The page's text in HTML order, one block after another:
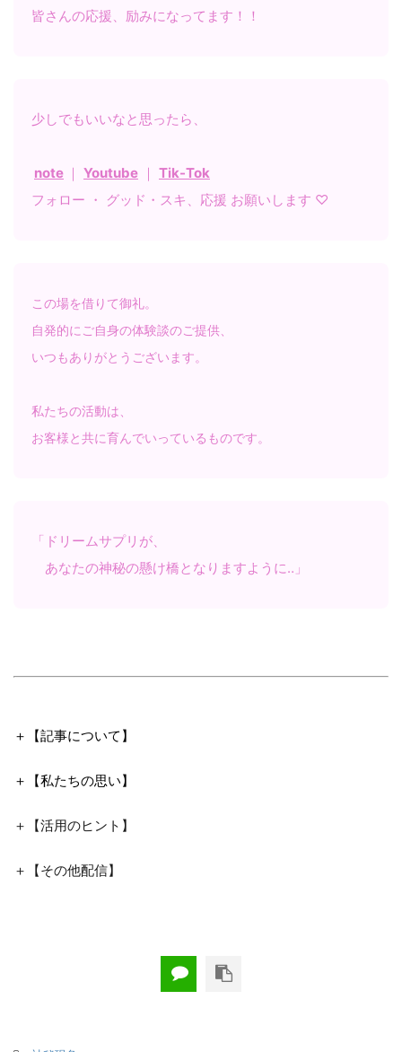
皆さんの応援、励みになってます！！
少しでもいいなと思ったら、
note ｜ Youtube ｜ Tik-Tok
フォロー ・ グッド・スキ、応援 お願いします ♡
この場を借りて御礼。
自発的にご自身の体験談のご提供、
いつもありがとうございます。
私たちの活動は、
お客様と共に育んでいっているものです。
「ドリームサプリが、
あなたの神秘の懸け橋となりますように‥」
＋【記事について】
＋【私たちの思い】
＋【活用のヒント】
＋【その他配信】